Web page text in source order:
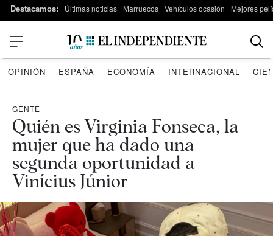
Destacamos: Últimas noticias Marruecos Vehículos ocasión Mejores
OPINIÓN ESPAÑA ECONOMÍA INTERNACIONAL
GENTE
Quién es Virginia Fonseca, la
mujer que ha dado una
segunda oportunidad a
Vinícius Júnior